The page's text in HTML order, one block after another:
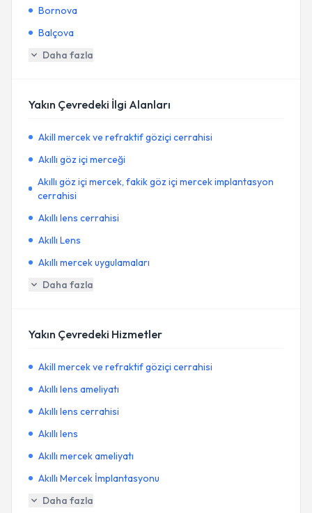
Bornova
Balçova
Daha fazla
Yakın Çevredeki İlgi Alanları
Akill mercek ve refraktif göziçi cerrahisi
Akıllı göz içi merceği
Akıllı göz içi mercek, fakik göz içi mercek implantasyon
cerrahisi
Akıllı lens cerrahisi
Akıllı Lens
Akıllı mercek uygulamaları
Daha fazla
Yakın Çevredeki Hizmetler
Akill mercek ve refraktif göziçi cerrahisi
Akıllı lens ameliyatı
Akıllı lens cerrahisi
Akıllı lens
Akıllı mercek ameliyatı
Akıllı Mercek İmplantasyonu
Daha fazla